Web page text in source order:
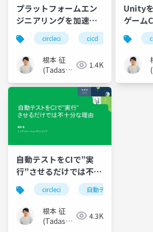
プラットフォームエン
ジニアリングを加速さ
せるCircleCI
circleci cicd devops
根本 征
(Tadashi
1.4K
Unity
ゲーム
ンをク
ブ化し
自動テストをCIで”実
行”させるだけでは不十
分な理由circleci 自動テスト
根本 征
(Tadashi
4.3K